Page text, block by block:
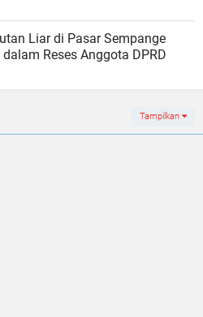
Liar di Pasar Sempange
Reses Anggota DPRD
Tampilkan